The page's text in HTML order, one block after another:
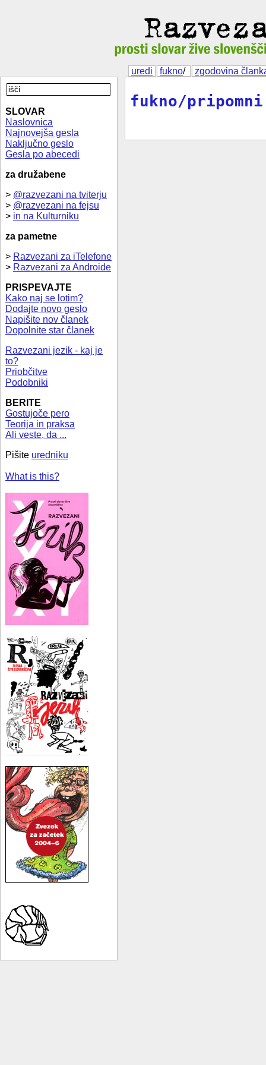
uredi fukno/ zgodovina
SLOVAR
Naslovnica
Najnovejša gesla
Naključno geslo
Gesla po abecedi
za družabene
> @razvezani na tviterju
> @razvezani na fejsu
> in na Kulturniku
za pametne
> Razvezani za iTelefone
> Razvezani za Androide
PRISPEVAJTE
Kako naj se lotim?
Dodajte novo geslo
Napišite nov članek
Dopolnite star članek
Razvezani jezik - kaj je
to?
Priobčitve
Podobniki
BERITE
Gostujoče pero
Teorija in praksa
Ali veste, da ...
Pišite uredniku
What is this?
fukno/pripomni